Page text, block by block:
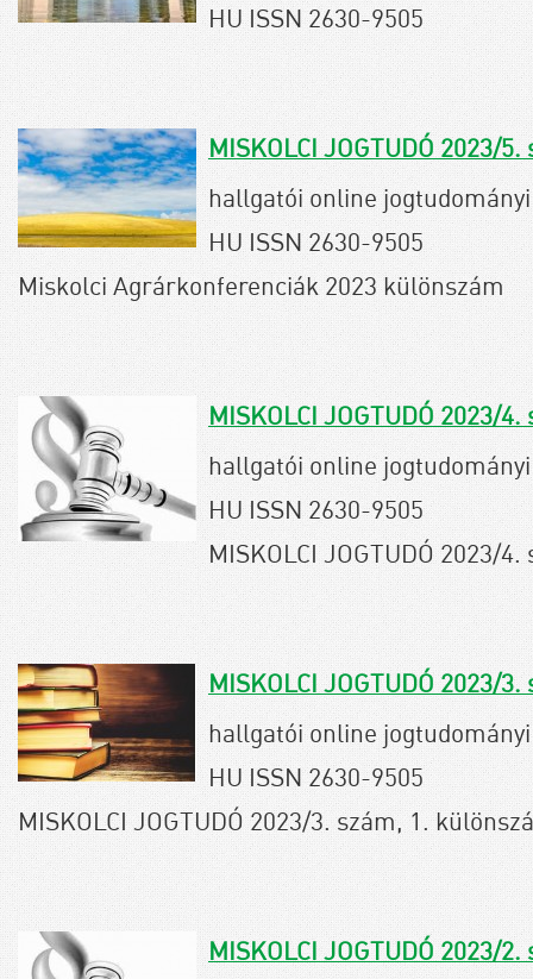
HU ISSN 2630-9505
MISKOLCI JOGTUDÓ 2023/
hallgatói online
HU ISSN 2630-9505
Miskolci Agrárkonferenciák 2023 különszám
MISKOLCI JOGTUDÓ 2023/
hallgatói online
HU ISSN 2630-9505
MISKOLCI JOGTUDÓ 2023/
MISKOLCI JOGTUDÓ 2023/
hallgatói online
HU ISSN 2630-9505
MISKOLCI JOGTUDÓ 2023/3. szám, 1.
MISKOLCI JOGTUDÓ 2023/